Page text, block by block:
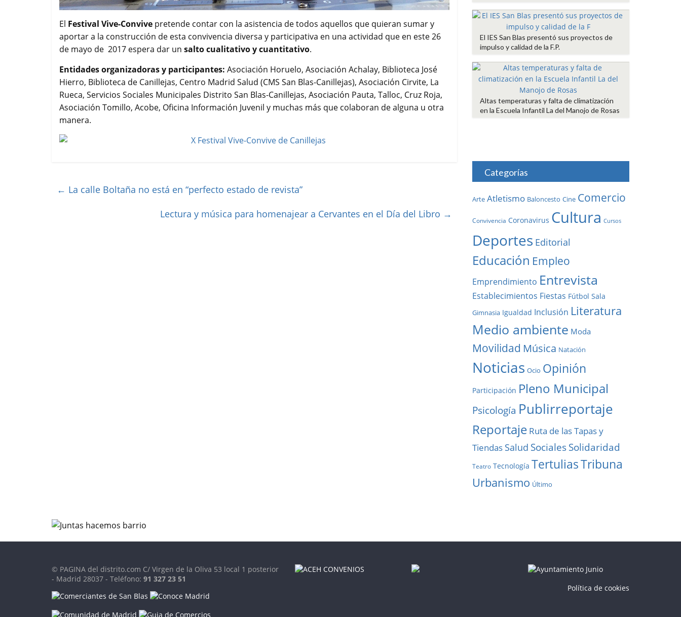
El Festival Vive-Convive pretende contar con la asistencia de todos aquellos que quieran sumar y
aportar a la construcción de esta convivencia diversa y participativa en una actividad que en este 26
de mayo de 2017 espera dar un salto cualitativo y cuantitativo.
Entidades organizadoras y participantes: Asociación Horuelo, Asociación Achalay, Biblioteca José
Hierro, Biblioteca de Canillejas, Centro Madrid Salud (CMS San Blas-Canillejas), Asociación Cirvite, La
Rueca, Servicios Sociales Municipales Distrito San Blas-Canillejas, Asociación Pauta, Talloc, Cruz Roja,
Asociación Tomillo, Acobe, Oficina Información Juvenil y muchas más que colaboran de alguna u otra
manera.
← La calle Boltaña no está en “perfecto estado de revista”
Lectura y música para homenajear a Cervantes en el Día del Libro →
El IES San Blas presentó sus proyectos de
impulso y calidad de la F.P.
Altas temperaturas y falta de climatización
en la Escuela Infantil La del Manojo de Rosas
Categorías
Arte Atletismo Baloncesto Cine Comercio
Convivencia Coronavirus Cultura Cursos
Deportes Editorial
Educación Empleo
Emprendimiento Entrevista
Establecimientos Fiestas Fútbol Sala
Gimnasia Igualdad Inclusión Literatura
Medio ambiente Moda
Movilidad Música Natación
Noticias Ocio Opinión
Participación Pleno Municipal
Psicología Publirreportaje
Reportaje Ruta de las Tapas y
Tiendas Salud SocialesSolidaridad
Teatro Tecnología TertuliasTribuna
Urbanismo Último
© PAGINA del distrito.com C/ Virgen de la Oliva 53 local 1 posterior
- Madrid 28037 - Teléfono: 91 327 23 51
Política de cookies